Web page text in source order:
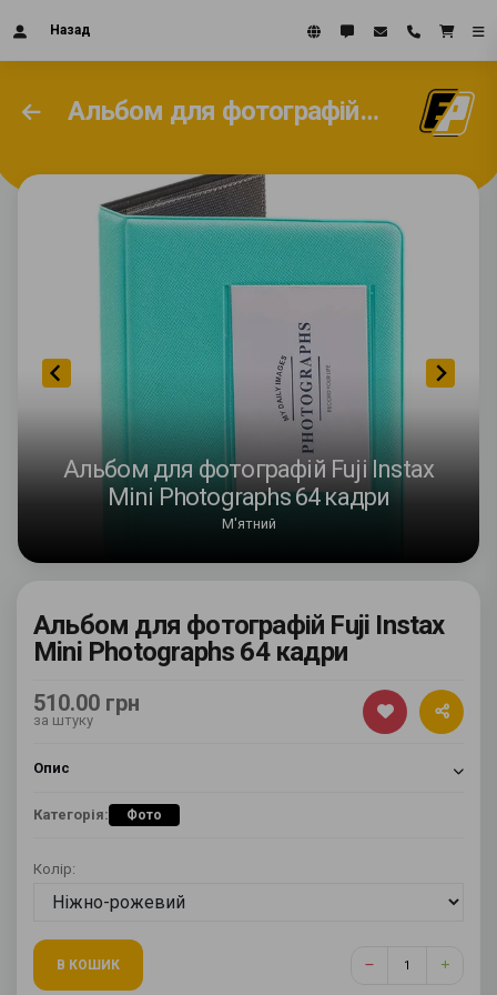
Назад
Альбом для фотографій Fuji Instax Mini Photographs 64 кадри
Альбом для фотографій Fuji Instax
Mini Photographs 64 кадри
М'ятний
Альбом для фотографій Fuji Instax
Mini Photographs 64 кадри
510.00 грн
за штуку
Опис
Категорія: Фото
Колір:
В КОШИК